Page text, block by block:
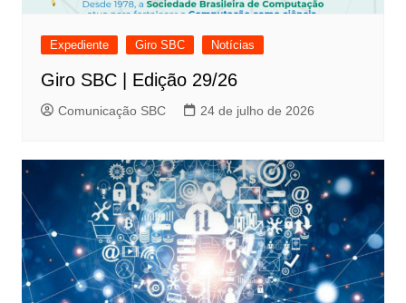
Expediente Giro SBC Notícias
Giro SBC | Edição 29/26
Comunicação SBC 24 de julho de 2026